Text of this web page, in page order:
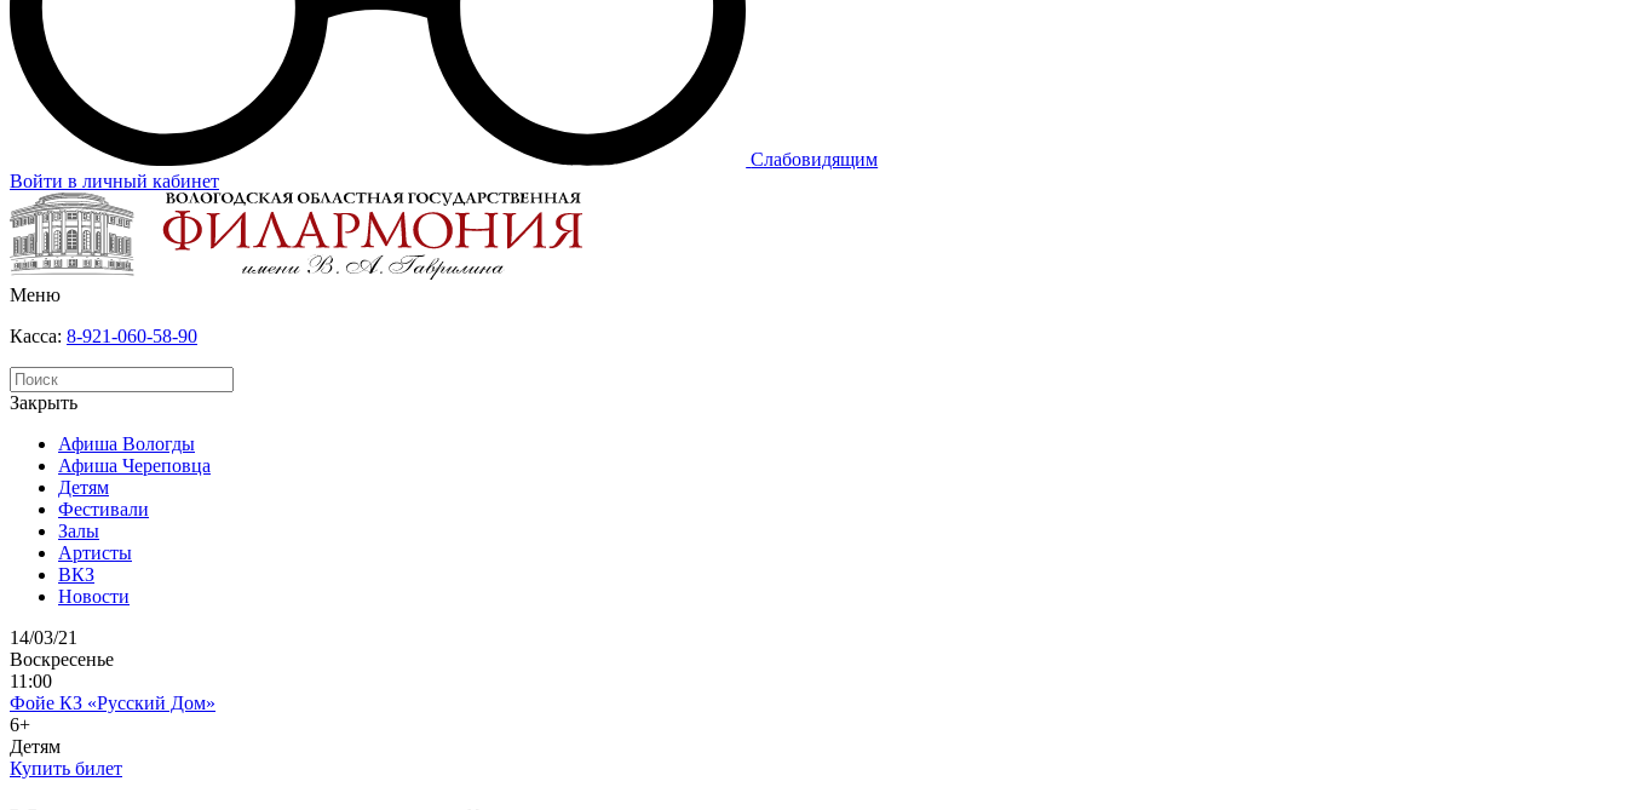
Слабовидящим
Войти в личный кабинет
Меню
Касса: 8-921-060-58-90
Закрыть
Афиша Вологды
Афиша Череповца
Детям
Фестивали
Залы
Артисты
ВКЗ
Новости
14/03/21
Воскресенье
11:00
Фойе КЗ «Русский Дом»
6+
Детям
Купить билет